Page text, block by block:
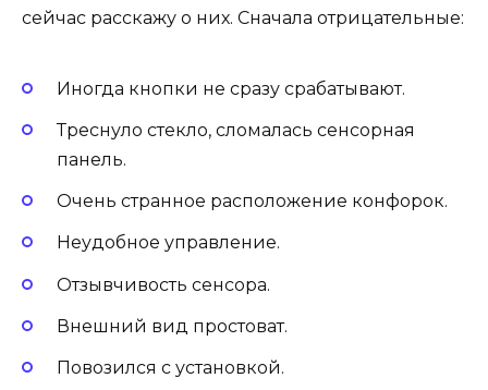
сейчас расскажу о них. Сначала отрицательные:
Иногда кнопки не сразу срабатывают.
Треснуло стекло, сломалась сенсорная
панель.
Очень странное расположение конфорок.
Неудобное управление.
Отзывчивость сенсора.
Внешний вид простоват.
Повозился с установкой.